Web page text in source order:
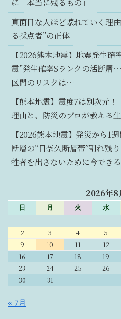
に「本当に残るもの」
真面目な人ほど壊れていく理
る採点者”の正体
【2026熊本地震】地震発生確
震”発生確率Sランクの活断層
区間のリスクは…
【熊本地震】震度7は別次元
理由と、防災のプロが教える
【2026熊本地震】発災から1
断層の“日奈久断層帯”割れ残
牲者を出さないために今でき
2026年8
日 月 火 水
2
3 4 5
9
10 11 12
16
17 18 19
23
24 25 26
30
31
« 7月